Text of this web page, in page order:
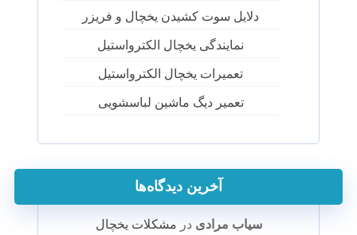
دلایل سوت کشیدن یخچال و فریزر
نمایندگی یخچال الکترواستیل
تعمیرات یخچال الکترواستیل
تعمیر دیگ ماشین لباسشویی
آخرین دیدگاه‌ها
سیاب مرادی در مشکلات یخچال